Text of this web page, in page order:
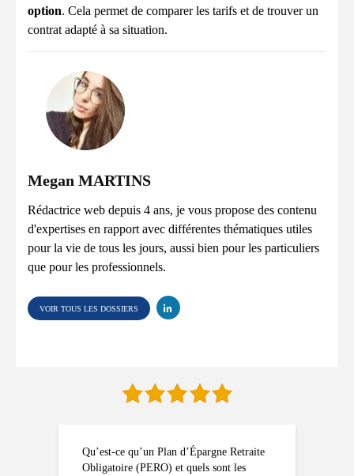
option. Cela permet de comparer les tarifs et de trouver un
contrat adapté à sa situation.
Megan MARTINS
Rédactrice web depuis 4 ans, je vous propose des contenu
d'expertises en rapport avec différentes thématiques utiles
pour la vie de tous les jours, aussi bien pour les particuliers
que pour les professionnels.
VOIR TOUS LES DOSSIERS
Qu’est-ce qu’un Plan d’Épargne Retraite
Obligatoire (PERO) et quels sont les